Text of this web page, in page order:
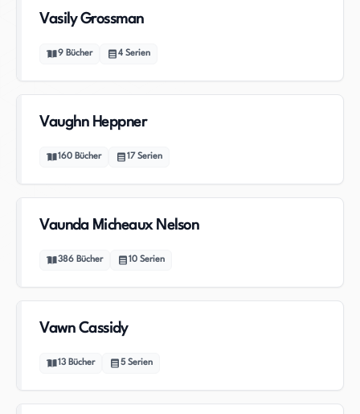
Vasily Grossman
9 Bücher 4 Serien
Vaughn Heppner
160 Bücher 17 Serien
Vaunda Micheaux Nelson
386 Bücher 10 Serien
Vawn Cassidy
13 Bücher 5 Serien